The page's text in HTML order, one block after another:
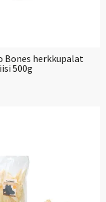
Bones herkkupalat
500g